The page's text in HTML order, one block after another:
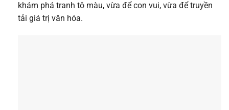
khám phá tranh tô màu, vừa để con vui, vừa để truyền
tải giá trị văn hóa.